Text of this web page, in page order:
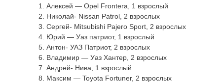
1. Алексей — Opel Frontera, 1 взрослый
2. Николай- Nissan Patrol, 2 взрослых
3. Сергей- Mitsubishi Pajero Sport, 2 взрослых
4. Юрий — Уаз патриот, 1 взрослый
5. Антон- УАЗ Патриот, 2 взрослых
6. Владимир — Уаз Хантер, 2 взрослых
7. Андрей- Нива, 1 взрослый
8. Максим — Toyota Fortuner, 2 взрослых